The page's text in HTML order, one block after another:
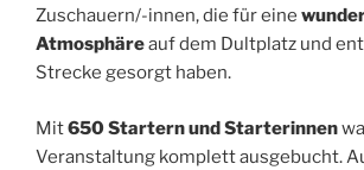
Zuschauern/-innen, die für eine
Atmosphäreauf dem Dultplatz und
Strecke gesorgt haben.
Mit650 Startern und Starterinnen
Veranstaltung komplett ausgebucht.